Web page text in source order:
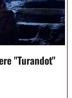
"Turandot"